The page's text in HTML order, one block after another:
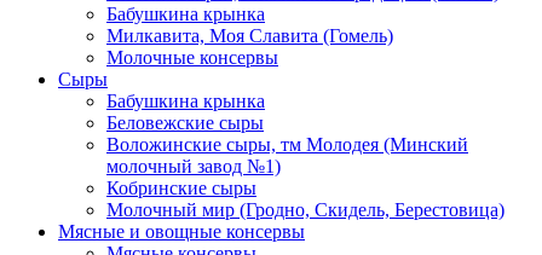
Бабушкина крынка
Милкавита, Моя Славита (Гомель)
Молочные консервы
Сыры
Бабушкина крынка
Беловежские сыры
Воложинские сыры, тм Молодея (Минский
молочный завод №1)
Кобринские сыры
Молочный мир (Гродно, Скидель, Берестовица)
Мясные и овощные консервы